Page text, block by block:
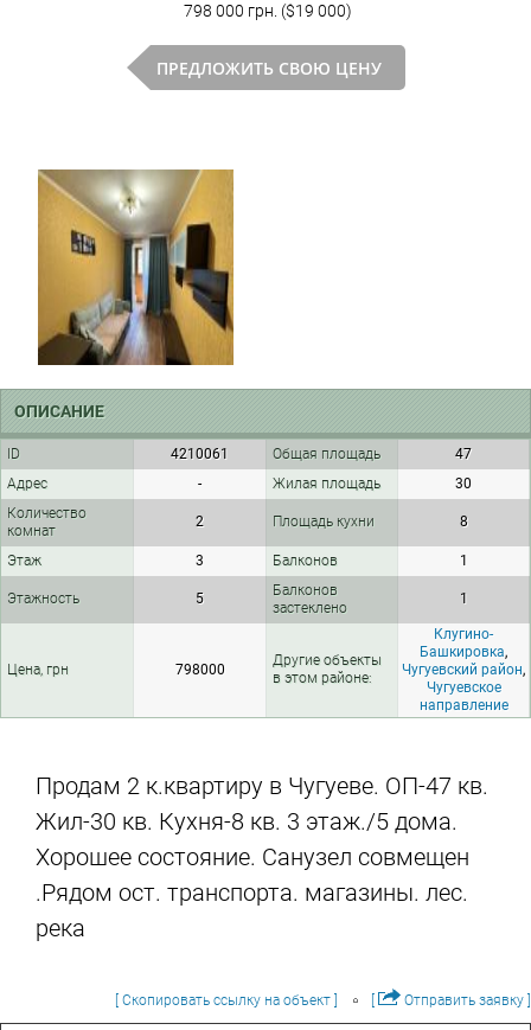
798 000 грн. ($19 000)
ПРЕДЛОЖИТЬ СВОЮ ЦЕНУ
ОПИСАНИЕ
ID 4210061 Общая площадь
47
Адрес
- Жилая площадь
30
Количество
комнат
2 Площадь кухни 8
Этаж 3 Балконов 1
Этажность 5
Балконов
застеклено
1
Цена, грн 798000
Другие объекты
в этом районе:
Клугино-
Башкировка,
Чугуевский район,
Чугуевское
направление
Продам 2 к.квартиру в Чугуеве. ОП-47 кв.
Жил-30 кв. Кухня-8 кв. 3 этаж./5 дома.
Хорошее состояние. Санузел совмещен
.Рядом ост. транспорта. магазины. лес.
река
[ Скопировать ссылку на объект ] Отправить заявку ]